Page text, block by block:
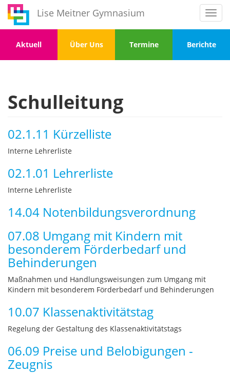
Direkt
zum
Inhalt
Lise Meitner Gymnasium
Menu
1
Aktuell
Menu
2
Über Uns
Menu
3
Termine
Menu
4
Berichte
Schulleitung
02.1.11 Kürzelliste
Interne Lehrerliste
02.1.01 Lehrerliste
Interne Lehrerliste
14.04 Notenbildungsverordnung
07.08 Umgang mit Kindern mit
besonderem Förderbedarf und
Behinderungen
Maßnahmen und Handlungsweisungen zum Umgang mit
Kindern mit besonderem Förderbedarf und Behinderungen
10.07 Klassenaktivitätstag
Regelung der Gestaltung des Klassenaktivitätstags
06.09 Preise und Belobigungen -
Zeugnis